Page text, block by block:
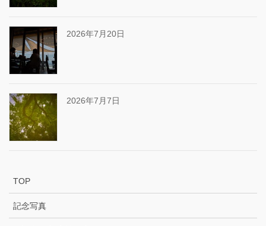
2026年7月20日
2026年7月7日
TOP
記念写真